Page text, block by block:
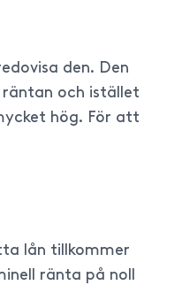
den. Den
och istället
hög. För att
lån tillkommer
ränta på noll